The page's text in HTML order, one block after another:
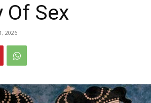
Of Sex
2026